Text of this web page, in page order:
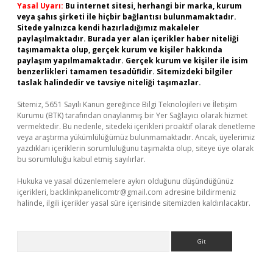
Yasal Uyarı: Bu internet sitesi, herhangi bir marka, kurum
veya şahıs şirketi ile hiçbir bağlantısı bulunmamaktadır.
Sitede yalnızca kendi hazırladığımız makaleler
paylaşılmaktadır. Burada yer alan içerikler haber niteliği
taşımamakta olup, gerçek kurum ve kişiler hakkında
paylaşım yapılmamaktadır. Gerçek kurum ve kişiler ile isim
benzerlikleri tamamen tesadüfidir. Sitemizdeki bilgiler
taslak halindedir ve tavsiye niteliği taşımazlar.
Sitemiz, 5651 Sayılı Kanun gereğince Bilgi Teknolojileri ve İletişim
Kurumu (BTK) tarafından onaylanmış bir Yer Sağlayıcı olarak hizmet
vermektedir. Bu nedenle, sitedeki içerikleri proaktif olarak denetleme
veya araştırma yükümlülüğümüz bulunmamaktadır. Ancak, üyelerimiz
yazdıkları içeriklerin sorumluluğunu taşımakta olup, siteye üye olarak
bu sorumluluğu kabul etmiş sayılırlar.
Hukuka ve yasal düzenlemelere aykırı olduğunu düşündüğünüz
içerikleri, backlinkpanelicomtr@gmail.com adresine bildirmeniz
halinde, ilgili içerikler yasal süre içerisinde sitemizden kaldırılacaktır.